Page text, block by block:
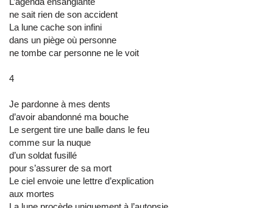
ne sait rien de son accident
La lune cache son infini
dans un piège où personne
ne tombe car personne ne le voit
4
Je pardonne à mes dents
d’avoir abandonné ma bouche
Le sergent tire une balle dans le feu
comme sur la nuque
d’un soldat fusillé
pour s’assurer de sa mort
Le ciel envoie une lettre d’explication
aux mortes